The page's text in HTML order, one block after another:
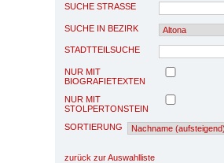
SUCHE STRASSE
SUCHE IN BEZIRK
STADTTEILSUCHE
NUR MIT
BIOGRAFIETEXTEN
NUR MIT
STOLPERTONSTEIN
SORTIERUNG
zurück zur Auswahlliste